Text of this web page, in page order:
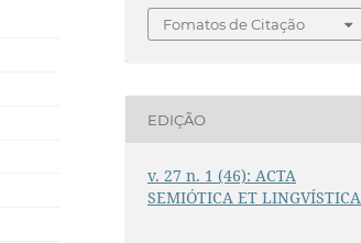
Fomatos de Citação
EDIÇÃO
v. 27 n. 1 (46): ACTA
SEMIÓTICA ET LINGVÍSTICA